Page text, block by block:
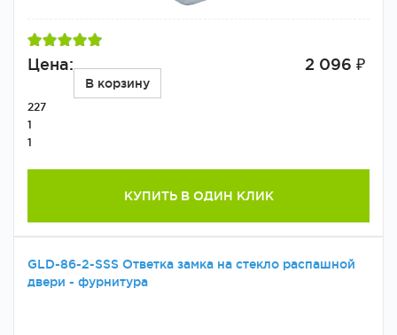
Цена: 2 096 ₽
В корзину
227
1
1
КУПИТЬ В ОДИН КЛИК
GLD-86-2-SSS Ответка замка на стекло распашной
двери - фурнитура